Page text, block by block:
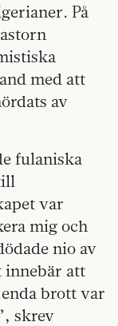
På
med att
av
fulaniska
var
mig och
nio av
innebär att
brott var
skrev